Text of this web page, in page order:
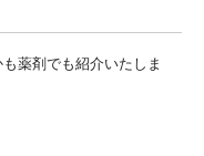
薬剤でも紹介いたしま